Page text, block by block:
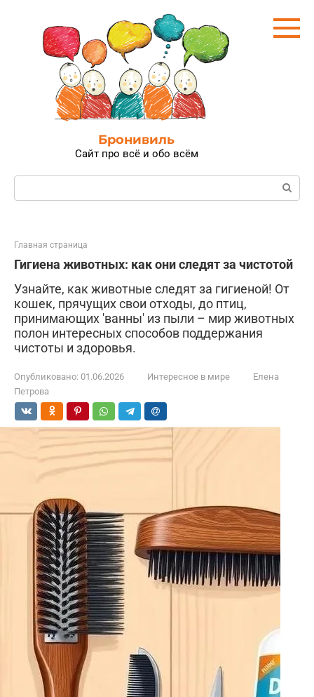
контенту
Бронивиль
Сайт про всё и обо всём
Поиск:
Главная страница
Гигиена животных: как они следят за чистотой
Узнайте, как животные следят за гигиеной! От
кошек, прячущих свои отходы, до птиц,
принимающих 'ванны' из пыли – мир животных
полон интересных способов поддержания
чистоты и здоровья.
Опубликовано: 01.06.2026 Интересное в мире
Елена
Петрова